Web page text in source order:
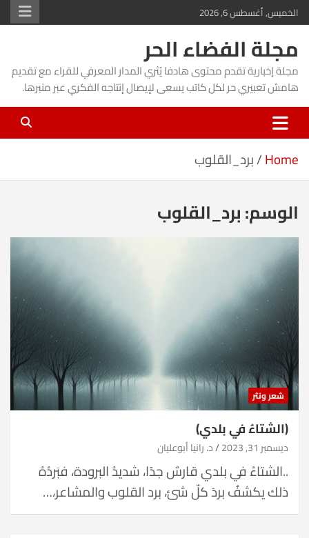
Skip
to
content
الخميس, أغسطس 6, 2026
مجلة الفضاء الحر
مجلة إخبارية تقدم محتوى هادفا يُثري المدار المعرفي للقراء مع تقديم
هامش تعبيري حر لكل كاتب يسعى لإيصال إنتاجه الفكري عبر منبرها.
Home برد_القلوب
الوسم:برد_القلوب
شعر ونثر
(الشتاءُ في بلدي)
ديسمبر 31, 2023 د. رانيا أبوعليان
..الشتاءُ في بلدي قارسٌ جدًا، شديدُ البرودة، فبَردُهُ
ذلك يكشفُ بردَ كلّ شئ، برد القلوب والمشاعر،…